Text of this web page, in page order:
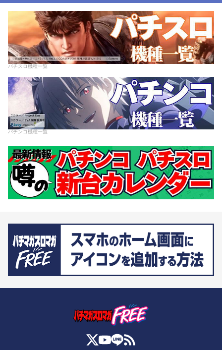
パチスロ機種一覧
パチンコ機種一覧